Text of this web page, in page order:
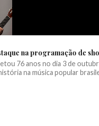
na programação de
76 anos no dia 3 de
na música popular